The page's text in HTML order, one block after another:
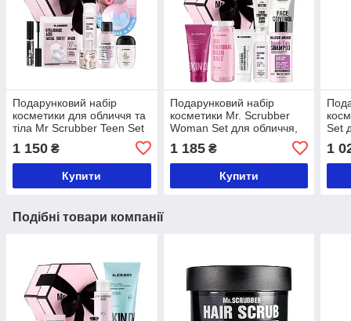
Подарунковий набір
косметики для обличчя та
тіла Mr Scrubber Teen Set
1 150 ₴
Купити
Подарунковий набір
косметики Mr. Scrubber
Woman Set для обличчя,
1 185₴
Купити
Set
1
Подібні товари компанії